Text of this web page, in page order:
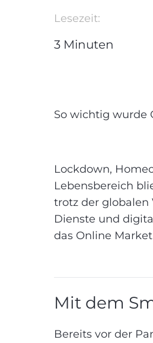
Lesezeit:
3 Minuten
So wichtig wurde
Lockdown,
Lebensbereich
trotz der globalen
Dienste und
das Online
Mit dem
Bereits vor der